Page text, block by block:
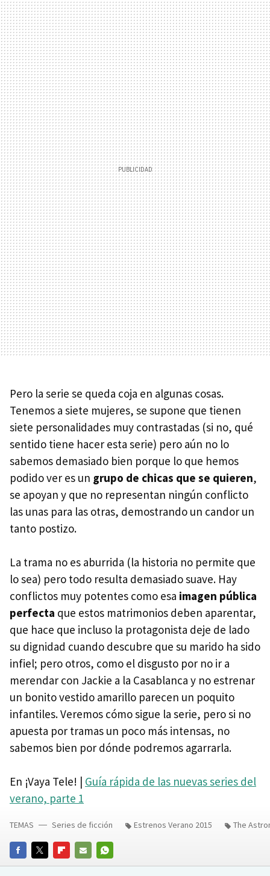
Pero la serie se queda coja en algunas cosas.
Tenemos a siete mujeres, se supone que tienen
siete personalidades muy contrastadas (si no, qué
sentido tiene hacer esta serie) pero aún no lo
sabemos demasiado bien porque lo que hemos
podido ver es un grupo de chicas que se quieren,
se apoyan y que no representan ningún conflicto
las unas para las otras, demostrando un candor un
tanto postizo.
La trama no es aburrida (la historia no permite que
lo sea) pero todo resulta demasiado suave. Hay
conflictos muy potentes como esa imagen pública
perfecta que estos matrimonios deben aparentar,
que hace que incluso la protagonista deje de lado
su dignidad cuando descubre que su marido ha sido
infiel; pero otros, como el disgusto por no ir a
merendar con Jackie a la Casablanca y no estrenar
un bonito vestido amarillo parecen un poquito
infantiles. Veremos cómo sigue la serie, pero si no
apuesta por tramas un poco más intensas, no
sabemos bien por dónde podremos agarrarla.
En ¡Vaya Tele! | Guía rápida de las nuevas series del
verano, parte 1
FACEBOOKTWITTERFLIPBOARD
E-
WHATSAPP
TEMAS Series de ficción Estrenos Verano 2015 The